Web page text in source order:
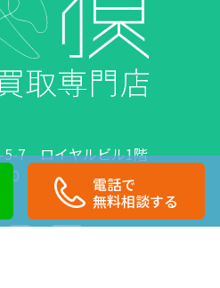
電話で
無料相談する
5-7 ロイヤルビル1階
定休日：日曜日・祝日
03-6423-1033